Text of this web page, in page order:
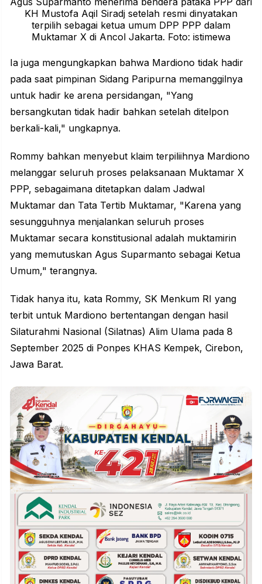
KH Mustofa Aqil Siradj setelah resmi dinyatakan
terpilih sebagai ketua umum DPP PPP dalam
Muktamar X di Ancol Jakarta. Foto: istimewa
Ia juga mengungkapkan bahwa Mardiono tidak hadir
pada saat pimpinan Sidang Paripurna memanggilnya
untuk hadir ke arena persidangan, "Yang
bersangkutan tidak hadir bahkan setelah ditelpon
berkali-kali," ungkapnya.
Rommy bahkan menyebut klaim terpiliihnya Mardiono
melanggar seluruh proses pelaksanaan Muktamar X
PPP, sebagaimana ditetapkan dalam Jadwal
Muktamar dan Tata Tertib Muktamar, "Karena yang
sesungguhnya menjalankan seluruh proses
Muktamar secara konstitusional adalah muktamirin
yang memutuskan Agus Suparmanto sebagai Ketua
Umum," terangnya.
Tidak hanya itu, kata Rommy, SK Menkum RI yang
terbit untuk Mardiono bertentangan dengan hasil
Silaturahmi Nasional (Silatnas) Alim Ulama pada 8
September 2025 di Ponpes KHAS Kempek, Cirebon,
Jawa Barat.